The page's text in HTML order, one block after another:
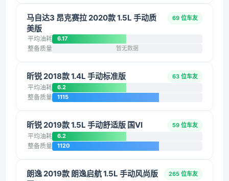
马自达3 昂克赛拉 2020款 1.5L 手动质
美版
69 位车友
平均油耗 6.17
整备质量 暂无数据
昕锐 2018款 1.4L 手动标准版 63 位车友
平均油耗 6.2
整备质量 1115
昕锐 2019款 1.5L 手动舒适版 国VI 59 位车友
平均油耗 6.2
整备质量 1120
朗逸 2019款 朗逸启航 1.5L 手动风尚版
265 位车友